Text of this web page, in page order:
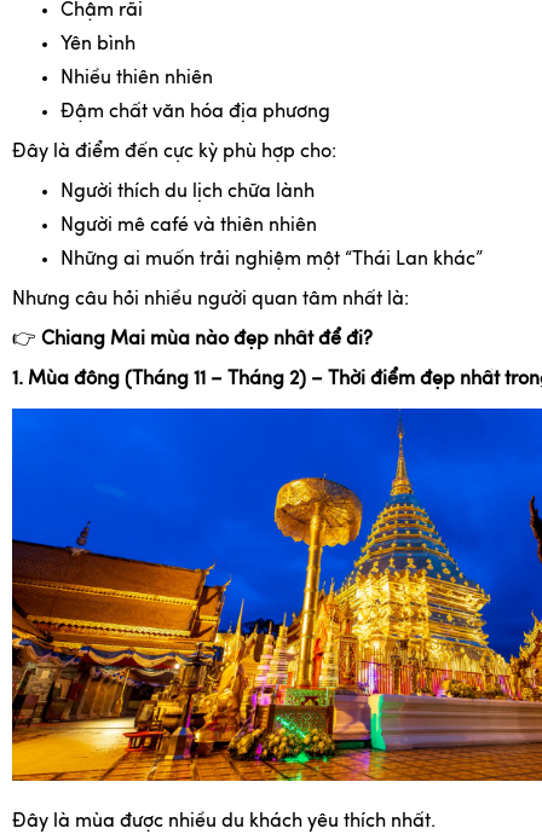
Chậm rãi
Yên bình
Nhiều thiên nhiên
Đậm chất văn hóa địa phương
Đây là điểm đến cực kỳ phù hợp cho:
Người thích du lịch chữa lành
Người mê café và thiên nhiên
Những ai muốn trải nghiệm một “Thái Lan khác”
Nhưng câu hỏi nhiều người quan tâm nhất là:
👉 Chiang Mai mùa nào đẹp nhất để đi?
1. Mùa đông (Tháng 11 – Tháng 2) – Thời điểm đẹp nhất
Đây là mùa được nhiều du khách yêu thích nhất.